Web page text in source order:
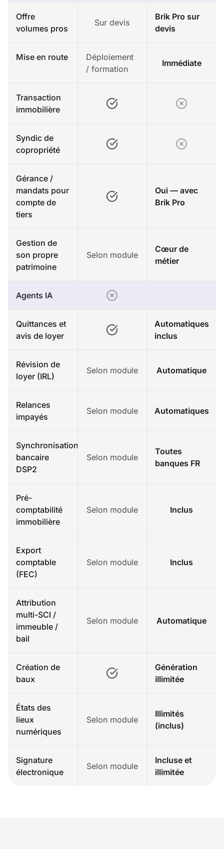
Offre
volumes pros
Sur devis
Brik Pro sur
devis
Mise en route
Déploiement
/ formation
Immédiate
Transaction
immobilière
Syndic de
copropriété
Gérance /
mandats pour
compte de
tiers
Oui — avec
Brik Pro
Gestion de
son propre
patrimoine
Selon module
Cœur de
métier
Agents IA
Quittances et
avis de loyer
Automatiques
inclus
Révision de
loyer (IRL)
Selon module Automatique
Relances
impayés
Selon module Automatiques
Synchronisation
bancaire
DSP2
Selon module
Toutes
banques FR
Pré-
comptabilité
immobilière
Selon module Inclus
Export
comptable
(FEC)
Selon module Inclus
Attribution
multi-SCI /
immeuble /
bail
Selon module Automatique
Création de
baux
Génération
illimitée
États des
lieux
numériques
Selon module
Illimités
(inclus)
Signature
électronique
Selon module
Incluse et
illimitée